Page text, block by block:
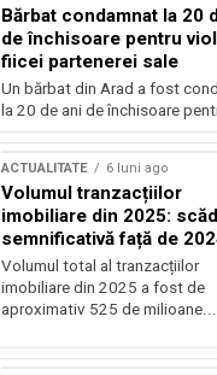
Bărbat condamnat la 20
de închisoare pentru
fiicei partenerei sale
Un bărbat din Arad a fost
la 20 de ani de închisoare
ACTUALITATE 6 luni ago
Volumul tranzacțiilor
imobiliare din 2025:
semnificativă față de
Volumul total al tranzacțiilor
imobiliare din 2025 a fost de
aproximativ 525 de milioane...